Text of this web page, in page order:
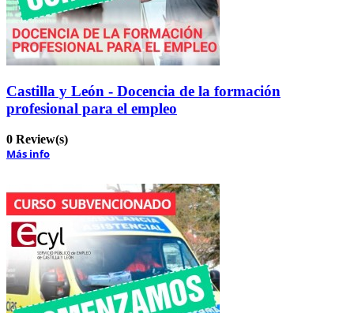
Castilla y León - Docencia de la formación
profesional para el empleo
0 Review(s)
Más info